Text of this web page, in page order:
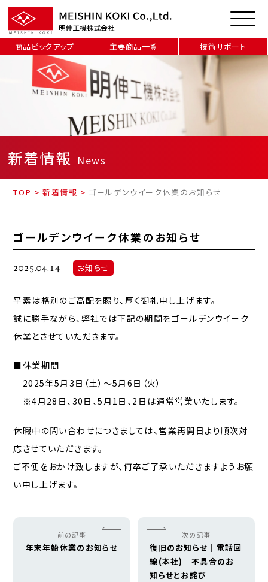
商品ピックアップ 主要商品一覧 技術サポート
新着情報 News
TOP >新着情報 > ゴールデンウイーク休業のお知らせ
ゴールデンウイーク休業のお知らせ
2025.04.14 お知らせ
平素は格別のご高配を賜り、厚く御礼申し上げます。
誠に勝手ながら、弊社では下記の期間をゴールデンウイーク
休業とさせていただきます。
■休業期間
2025年5月3日（土）～5月6日（火）
※4月28日、30日、5月1日、2日は通常営業いたします。
休暇中の問い合わせにつきましては、営業再開日より順次対
応させていただきます。
ご不便をおかけ致しますが、何卒ご了承いただきますようお願
い申し上げます。
前の記事
年末年始休業のお知らせ
次の記事
復旧のお知らせ｜電話回
線(本社) 不具合のお
知らせとお詫び